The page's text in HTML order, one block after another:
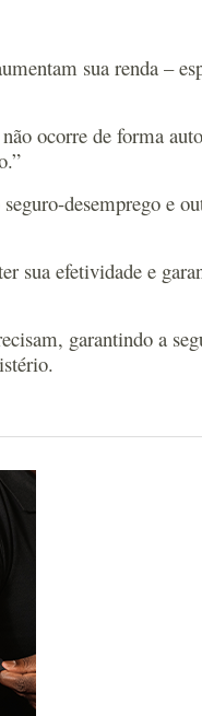
sua renda –
ocorre de forma
desemprego e
sua efetividade e
garantindo a